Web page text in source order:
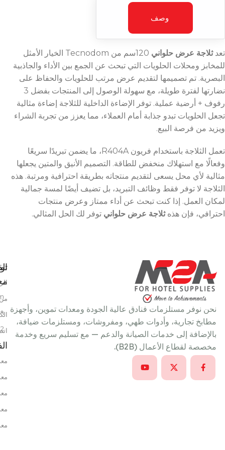
وصف
تعدثلاجة عرض حلواني
120سم من Tecnodom الخيار الأمثل
للمخابز ومحلات الحلويات التي تبحث عن الجمع بين الأداء والجاذبية
البصرية. تم تصميمها لتقديم عرض مرتب للحلويات والحفاظ على
نضارتها لفترة طويلة، مع سهولة الوصول إلى المنتجات بفضل 3
رفوف + أرضية عملية. توفر الإضاءة الداخلية للثلاجة إضاءة مثالية
تجعل الحلويات تبدو جذابة أمام العملاء، مما يعزز من تجربة الشراء
ويزيد من فرصة البيع.
تعمل الثلاجة باستخدام فريون R404A، ما يضمن تبريدًا سريعًا
وفعالًا مع استهلاك منخفض للطاقة. التصميم الأنيق والمتين يجعلها
مثالية لأي محل يسعى لتقديم منتجاته بطريقة احترافية ومرتبة. هذه
الثلاجة لا توفر فقط وظائف التبريد، بل تضيف أيضًا لمسة جمالية
لمكان العمل. إذا كنت تبحث عن أداء ممتاز وعرض منتجات
احترافي، فإن هذهثلاجة عرض حلواني توفر لك الحل المثالي.
نحن نوفر مستلزمات فنادق عالية الجودة ومعدات تموين، وأجهزة
مطابخ تجارية، وأدوات طهي، ومفروشات، ومستلزمات ضيافة،
بالإضافة إلى خدمات الصيانة والدعم — مع تسليم سريع وخدمة
مخصصة لقطاع الأعمال (B2B).
٩ شارع سعد الدين عمر، خلف بتروجيت، النزهة الجديدة، القاهرة، مصر